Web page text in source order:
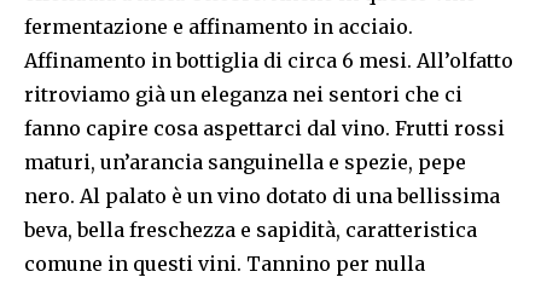
fermentazione e affinamento in acciaio.
Affinamento in bottiglia di circa 6 mesi. All’olfatto
ritroviamo già un eleganza nei sentori che ci
fanno capire cosa aspettarci dal vino. Frutti rossi
maturi, un’arancia sanguinella e spezie, pepe
nero. Al palato è un vino dotato di una bellissima
beva, bella freschezza e sapidità, caratteristica
comune in questi vini. Tannino per nulla